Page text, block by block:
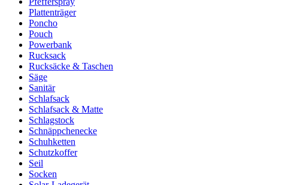
Plattenträger
Poncho
Pouch
Powerbank
Rucksack
Rucksäcke & Taschen
Säge
Sanitär
Schlafsack
Schlafsack & Matte
Schlagstock
Schnäppchenecke
Schuhketten
Schutzkoffer
Seil
Socken